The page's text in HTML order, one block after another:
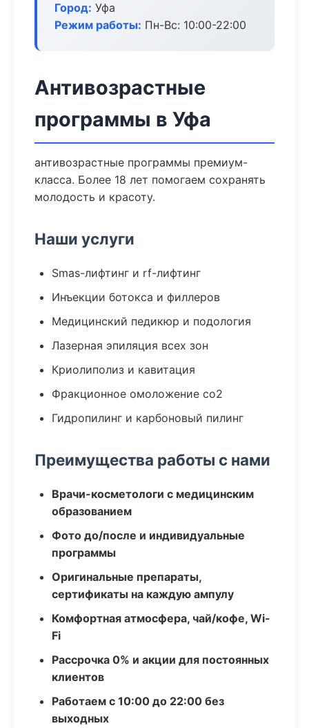
Город: Уфа
Режим работы: Пн-Вс: 10:00-22:00
Антивозрастные
программы в Уфа
антивозрастные программы премиум-
класса. Более 18 лет помогаем сохранять
молодость и красоту.
Наши услуги
Smas-лифтинг и rf-лифтинг
Инъекции ботокса и филлеров
Медицинский педикюр и подология
Лазерная эпиляция всех зон
Криолиполиз и кавитация
Фракционное омоложение co2
Гидропилинг и карбоновый пилинг
Преимущества работы с нами
Врачи-косметологи с медицинским
образованием
Фото до/после и индивидуальные
программы
Оригинальные препараты,
сертификаты на каждую ампулу
Комфортная атмосфера, чай/кофе, Wi-
Fi
Рассрочка 0% и акции для постоянных
клиентов
Работаем с 10:00 до 22:00 без
выходных